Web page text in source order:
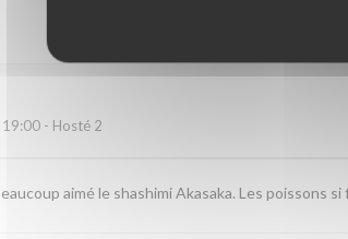
19:00 - Hosté 2
aimé le shashimi Akasaka. Les poissons